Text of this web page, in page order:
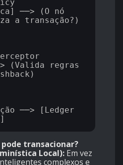
──> (O nó
a transação?)
(Valida regras
──> [Ledger
transacionar?
Local): Em vez
complexos e